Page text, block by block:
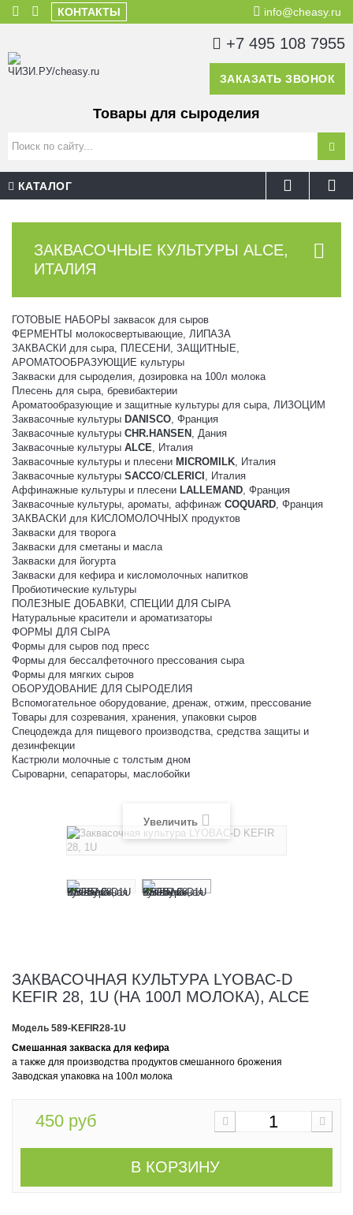
КОНТАКТЫ info@cheasy.ru
+7 495 108 7955
ЗАКАЗАТЬ ЗВОНОК
Товары для сыроделия
КАТАЛОГ
ЗАКВАСОЧНЫЕ КУЛЬТУРЫ ALCE,
ИТАЛИЯ
ГОТОВЫЕ НАБОРЫ заквасок для сыров
ФЕРМЕНТЫ молокосвертывающие, ЛИПАЗА
ЗАКВАСКИ для сыра, ПЛЕСЕНИ, ЗАЩИТНЫЕ,
АРОМАТООБРАЗУЮЩИЕ культуры
Закваски для сыроделия, дозировка на 100л молока
Плесень для сыра, бревибактерии
Ароматообразующие и защитные культуры для сыра, ЛИЗОЦИМ
Заквасочные культуры DANISCO, Франция
Заквасочные культуры CHR.HANSEN , Дания
Заквасочные культуры ALCE, Италия
Заквасочные культуры и плесени MICROMILK, Италия
Заквасочные культуры SACCO/CLERICI , Италия
Аффинажные культуры и плесени LALLEMAND, Франция
Заквасочные культуры, ароматы, аффинаж COQUARD, Франция
ЗАКВАСКИ для КИСЛОМОЛОЧНЫХ продуктов
Закваски для творога
Закваски для сметаны и масла
Закваски для йогурта
Закваски для кефира и кисломолочных напитков
Пробиотические культуры
ПОЛЕЗНЫЕ ДОБАВКИ, СПЕЦИИ ДЛЯ СЫРА
Натуральные красители и ароматизаторы
ФОРМЫ ДЛЯ СЫРА
Формы для сыров под пресс
Формы для бессалфеточного прессования сыра
Формы для мягких сыров
ОБОРУДОВАНИЕ ДЛЯ СЫРОДЕЛИЯ
Вспомогательное оборудование, дренаж, отжим, прессование
Товары для созревания, хранения, упаковки сыров
Спецодежда для пищевого производства, средства защиты и
дезинфекции
Кастрюли молочные с толстым дном
Сыроварни, сепараторы, маслобойки
Увеличить
ЗАКВАСОЧНАЯ КУЛЬТУРА LYOBAC-D
KEFIR 28, 1U (НА 100Л МОЛОКА), ALCE
Модель 589-KEFIR28-1U
Смешанная закваска для кефира
а также для производства продуктов смешанного брожения
Заводская упаковка на 100л молока
450 руб
В КОРЗИНУ